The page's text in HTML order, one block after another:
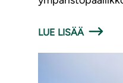
LUE LISÄÄ